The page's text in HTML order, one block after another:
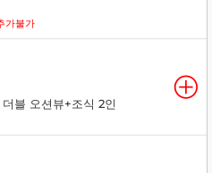
가불가
블 오션뷰+조식 2인